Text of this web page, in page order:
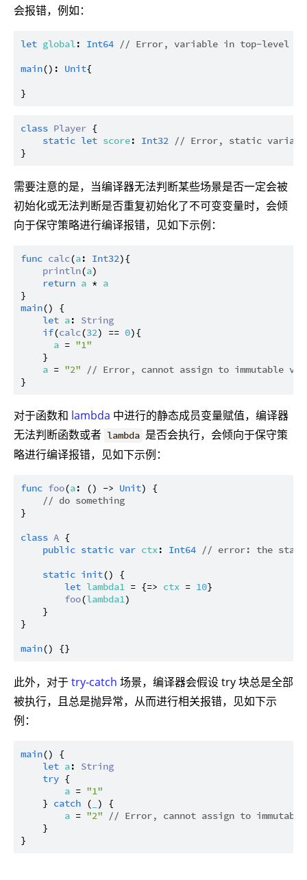
会报错，例如：
let global: Int64 // Error, variable in top-level
main(): Unit{
class Player {
static let score: Int32 // Error, static
需要注意的是，当编译器无法判断某些场景是否一定会被
初始化或无法判断是否重复初始化了不可变变量时，会倾
向于保守策略进行编译报错，见如下示例：
func calc(a: Int32){
println(a)
return a * a
main() {
let a: String
if(calc(32) == 0){
a = "1"
    }
a = "2"
// Error, cannot assign to immutable
对于函数和 lambda 中进行的静态成员变量赋值，编译器
无法判断函数或者 lambda 是否会执行，会倾向于保守策
略进行编译报错，见如下示例：
func foo(a: () -> Unit) {
// do something
}
class A {
public static var ctx: Int64 // error: the
static init() {
let lambda1 = {=> ctx = 10}
foo(lambda1)
    }
}
main
此外，对于try-catch 场景，编译器会假设 try 块总是全部
被执行，且总是抛异常，从而进行相关报错，见如下示
例：
main() {
let a: String
try {
a = "1"
    }
catch (
) {
a = "2"
// Error, cannot assign to
    }